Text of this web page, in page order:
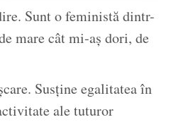
Sunt o feministă dintr-
mare cât mi-aș dori, de
Susține egalitatea în
ale tuturor